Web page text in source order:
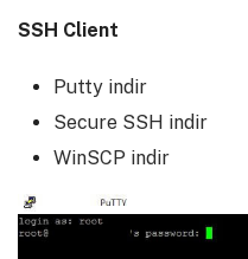
SSH Client
Putty indir
Secure SSH indir
WinSCP indir